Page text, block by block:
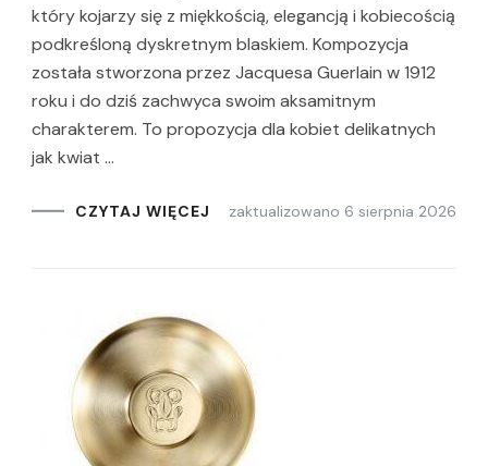
który kojarzy się z miękkością, elegancją i kobiecością
podkreśloną dyskretnym blaskiem. Kompozycja
została stworzona przez Jacquesa Guerlain w 1912
roku i do dziś zachwyca swoim aksamitnym
charakterem. To propozycja dla kobiet delikatnych
jak kwiat …
CZYTAJ WIĘCEJ zaktualizowano 6 sierpnia 2026